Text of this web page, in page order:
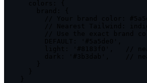
// Use the exact brand